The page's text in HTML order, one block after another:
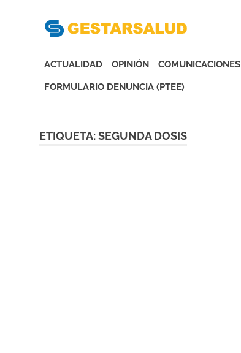
contenido
de
Gestoras
del
la
ACTUALIDAD OPINIÓN COMUNICACIONES
FORMULARIO DENUNCIA (PTEE)
ETIQUETA:SEGUNDA DOSIS